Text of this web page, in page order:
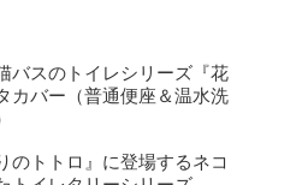
バスのトイレシリーズ『花
カバー（普通便座＆温水洗
のトトロ』に登場するネコ